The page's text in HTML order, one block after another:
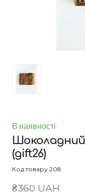
В наявності
Шоколадний
(gift26)
Код товару 208
₴360 UAH